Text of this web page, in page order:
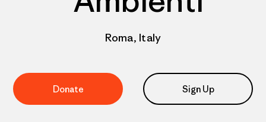
Roma, Italy
Donate Sign Up